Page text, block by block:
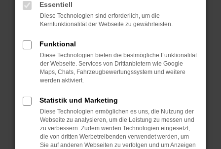
können das Laden bestimmter Seiten
verhindern. Funktioniert die Seite in einem
anderen Browser oder in einem privaten
Starte dein Gerät neu.
Das kann manchmal helfen, vorübergehende
Probleme zu beheben.
Betriebssystem auf dem neuesten Stand
sind.
Veraltete Software birgt nicht nur ein
Sicherheitsrisiko, sondern kann auch dazu
führen, dass bestimmte Funktionen nicht mehr
Essentiell
Diese Technologien sind erforderlich, um die
Kernfunktionalität der Webseite zu gewährleisten.
Funktional
Diese Technologien bieten die bestmögliche Funktionalität
der Webseite. Services von Drittanbietern wie Google
Maps, Chats, Fahrzeugbewertungssystem und weitere
werden aktiviert.
Statistik und Marketing
Diese Technologien ermöglichen es uns, die Nutzung der
Webseite zu analysieren, um die Leistung zu messen und
zu verbessern. Zudem werden Technologien eingesetzt,
die von dritten Werbetreibenden verwendet werden, um
Sie auf anderen Webseiten zu verfolgen und um Anzeigen